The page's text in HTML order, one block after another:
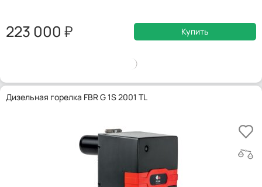
223 000 Купить
Дизельная горелка FBR G 1S 2001 TL